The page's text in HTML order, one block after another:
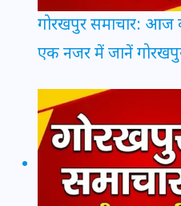
गोरखपुर समाचार: आज
एक नजर में जानें